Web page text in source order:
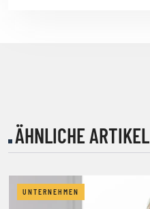
ÄHNLICHE ARTIKEL
UNTERNEHMEN